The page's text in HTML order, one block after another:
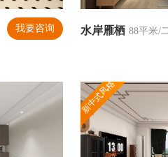
我要咨询 水岸雁栖 88平米/
新中式风格